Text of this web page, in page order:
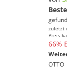
zuletzt
Preis
66%
OTTO